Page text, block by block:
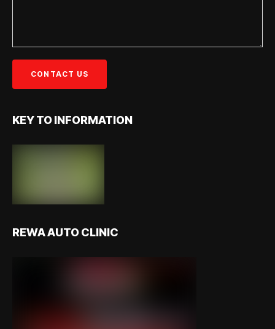
KEY TO INFORMATION
REWA AUTO CLINIC